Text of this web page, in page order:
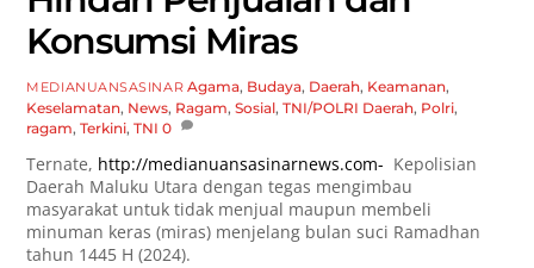
Konsumsi Miras
MEDIANUANSASINAR Agama, Budaya, Daerah, Keamanan,
Keselamatan, News, Ragam,Sosial,TNI/POLRI Daerah, Polri,
ragam,Terkini,TNI 0
Ternate, http://medianuansasinarnews.com- Kepolisian
Daerah Maluku Utara dengan tegas mengimbau
masyarakat untuk tidak menjual maupun membeli
minuman keras (miras) menjelang bulan suci Ramadhan
tahun 1445 H (2024).